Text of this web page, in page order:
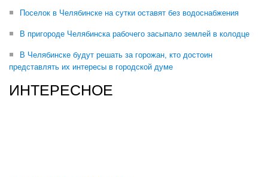
Поселок в Челябинске на сутки оставят без водоснабжения
В пригороде Челябинска рабочего засыпало землей в колодце
В Челябинске будут решать за горожан, кто достоин
представлять их интересы в городской думе
ИНТЕРЕСНОЕ